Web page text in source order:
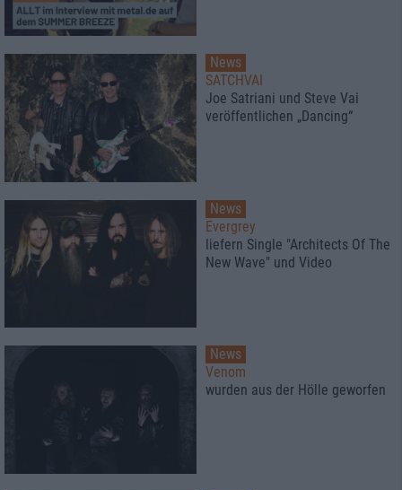
News
SATCHVAI
Joe Satriani und Steve Vai
veröffentlichen „Dancing“
News
Evergrey
liefern Single "Architects Of The
New Wave" und Video
News
Venom
wurden aus der Hölle geworfen